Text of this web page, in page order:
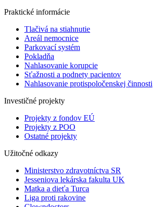
Praktické informácie
Tlačivá na stiahnutie
Areál nemocnice
Parkovací systém
Pokladňa
Nahlasovanie korupcie
Sťažnosti a podnety pacientov
Nahlasovanie protispoločenskej činnosti
Investičné projekty
Projekty z fondov EÚ
Projekty z POO
Ostatné projekty
Užitočné odkazy
Ministerstvo zdravotníctva SR
Jesseniova lekárska fakulta UK
Matka a dieťa Turca
Liga proti rakovine